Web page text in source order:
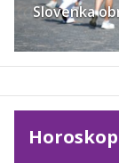
Slovenka
Horoskop